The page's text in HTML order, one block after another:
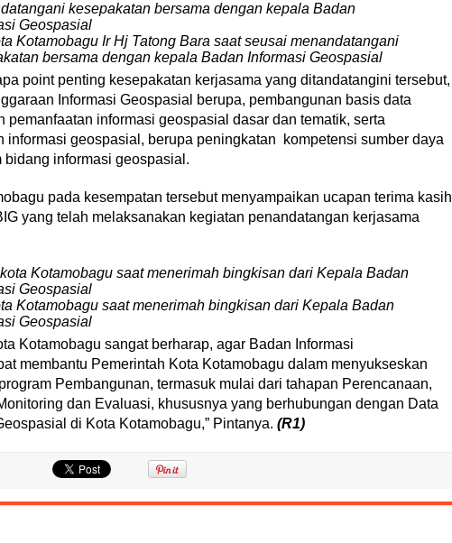
Kotamobagu Ir Hj Tatong Bara saat seusai menandatangani
bersama dengan kepala Badan Informasi Geospasial
point penting kesepakatan kerjasama yang ditandatangini tersebut,
Informasi Geospasial berupa, pembangunan basis data
pemanfaatan informasi geospasial dasar dan tematik, serta
informasi geospasial, berupa peningkatan kompetensi sumber daya
bidang informasi geospasial.
pada kesempatan tersebut menyampaikan ucapan terima kasih
yang telah melaksanakan kegiatan penandatangan kerjasama
Kotamobagu saat menerimah bingkisan dari Kepala Badan
Geospasial
Kotamobagu sangat berharap, agar Badan Informasi
membantu Pemerintah Kota Kotamobagu dalam menyukseskan
Pembangunan, termasuk mulai dari tahapan Perencanaan,
dan Evaluasi, khususnya yang berhubungan dengan Data
di Kota Kotamobagu,” Pintanya. (R1)